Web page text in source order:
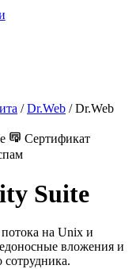
/ Dr.Web / Dr.Web
Сертификат
Suite
на Unix и
вложения и